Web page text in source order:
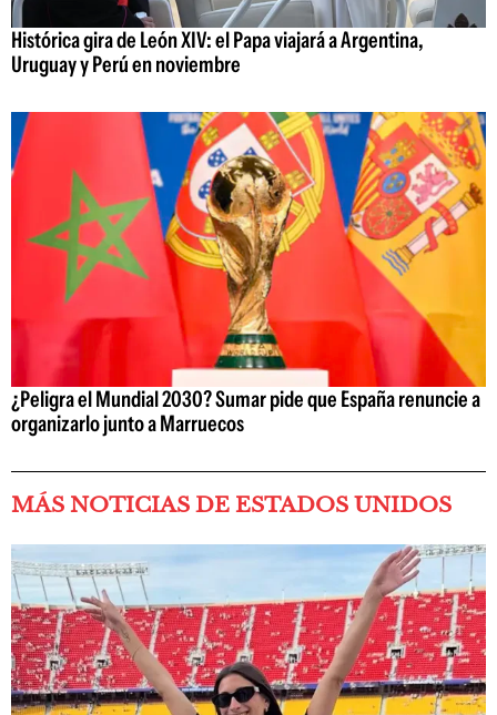
Histórica gira de León XIV: el Papa viajará a Argentina,
Uruguay y Perú en noviembre
¿Peligra el Mundial 2030? Sumar pide que España renuncie a
organizarlo junto a Marruecos
MÁS NOTICIAS DE ESTADOS UNIDOS